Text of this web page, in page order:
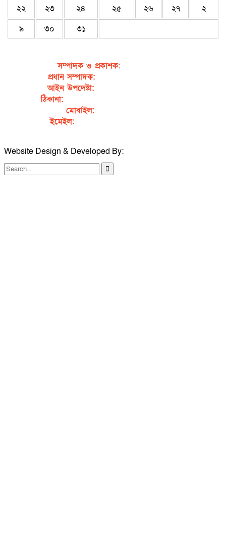
২২
২৩ ২৪ ২৫ ২৬ ২৭
২
৯
৩০ ৩১
সম্পাদক ও প্রকাশক:জেবুন্নেছা জেসি
প্রধান সম্পাদক:
আইন উপদেষ্টা:এডভোকেট নাসরিন আক্তার
ঠিকানা:গর্জনখোলা, চকবাজার, কুমিল্লা – ৩৫০০
মোবাইল:
ইমেইল:sahabibcomilla@gmail.com
Website Design & Developed By: